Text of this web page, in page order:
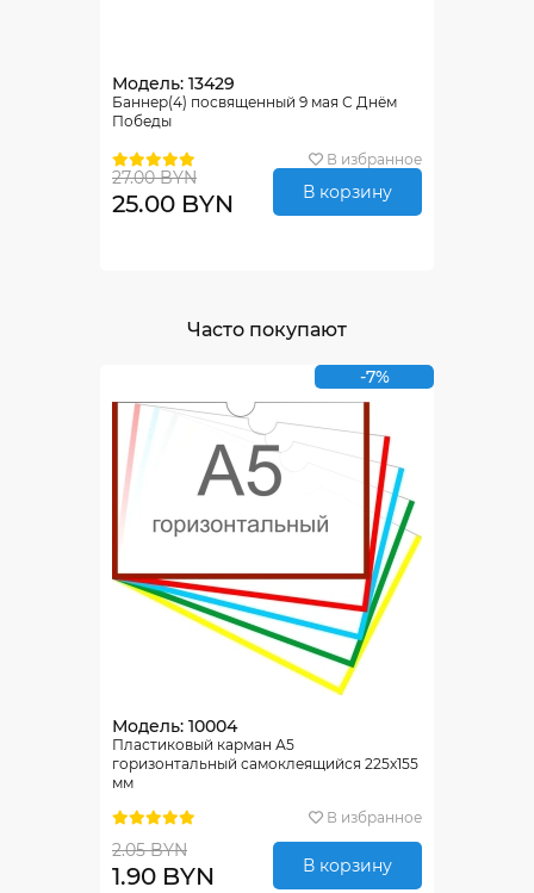
Модель: 13429
Баннер(4) посвященный 9 мая С Днём
Победы
В избранное
27.00 BYN
25.00 BYN В корзину
Часто покупают
-7%
Модель: 10004
Пластиковый карман А5
горизонтальный самоклеящийся 225х155
мм
В избранное
2.05 BYN
1.90 BYN В корзину